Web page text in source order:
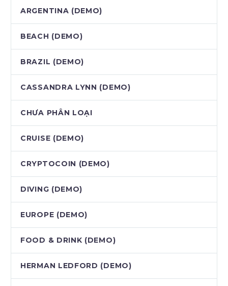
ARGENTINA (DEMO)
BEACH (DEMO)
BRAZIL (DEMO)
CASSANDRA LYNN (DEMO)
CHƯA PHÂN LOẠI
CRUISE (DEMO)
CRYPTOCOIN (DEMO)
DIVING (DEMO)
EUROPE (DEMO)
FOOD & DRINK (DEMO)
HERMAN LEDFORD (DEMO)